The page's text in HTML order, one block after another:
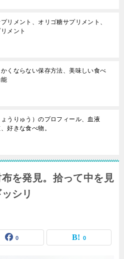
リメント、オリゴ糖サプリメント、
メント
くならない保存方法、美味しい食べ
うりゅう）のプロフィール、血液
好きな食べ物。
を発見。拾って中を見
シリ
0 0